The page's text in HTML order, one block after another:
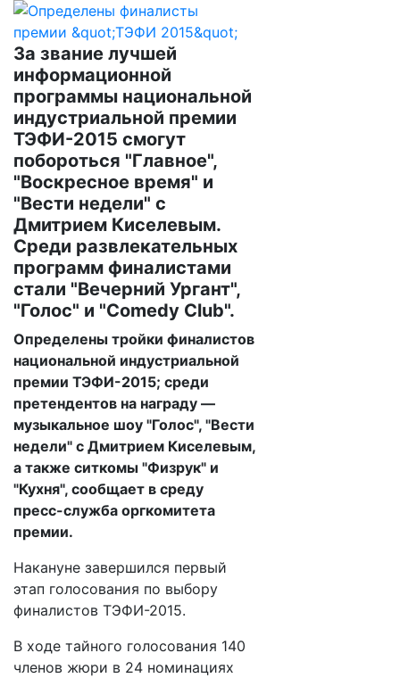
За звание лучшей
информационной
программы национальной
индустриальной премии
ТЭФИ-2015 смогут
побороться "Главное",
"Воскресное время" и
"Вести недели" с
Дмитрием Киселевым.
Среди развлекательных
программ финалистами
стали "Вечерний Ургант",
"Голос" и "Comedy Club".
Определены тройки финалистов
национальной индустриальной
премии ТЭФИ-2015; среди
претендентов на награду —
музыкальное шоу "Голос", "Вести
недели" с Дмитрием Киселевым,
а также ситкомы "Физрук" и
"Кухня", сообщает в среду
пресс-служба оргкомитета
премии.
Накануне завершился первый
этап голосования по выбору
финалистов ТЭФИ-2015.
В ходе тайного голосования 140
членов жюри в 24 номинациях